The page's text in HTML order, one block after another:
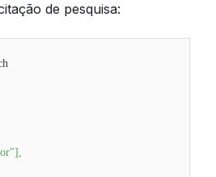
de pesquisa:
] ,